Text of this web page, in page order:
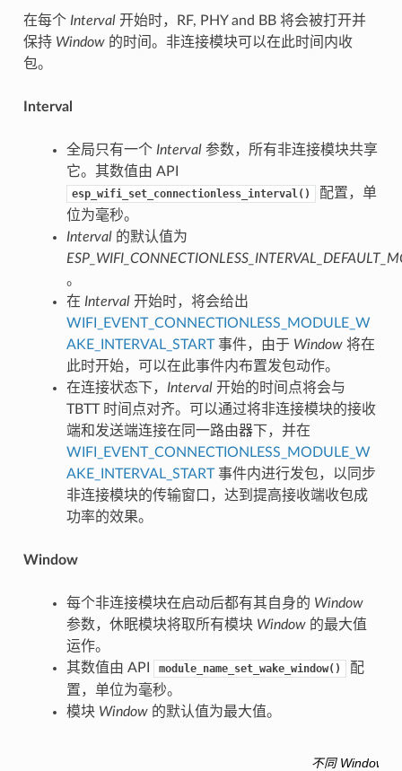
在每个 Interval开始时，RF, PHY and BB 将会被打开并
保持 Window的时间。非连接模块可以在此时间内收
包。
Interval
全局只有一个 Interval参数，所有非连接模块共享
它。其数值由 API
esp_wifi_set_connectionless_interval()
配置，单
位为毫秒。
Interval的默认值为
。
在 Interval开始时，将会给出
WIFI_EVENT_CONNECTIONLESS_MODULE_W
AKE_INTERVAL_START事件，由于 Window将在
此时开始，可以在此事件内布置发包动作。
在连接状态下， Interval开始的时间点将会与
TBTT 时间点对齐。可以通过将非连接模块的接收
端和发送端连接在同一路由器下，并在
WIFI_EVENT_CONNECTIONLESS_MODULE_W
AKE_INTERVAL_START事件内进行发包，以同步
非连接模块的传输窗口，达到提高接收端收包成
功率的效果。
Window
每个非连接模块在启动后都有其自身的 Window
参数，休眠模块将取所有模块 Window的最大值
运作。
其数值由 API
module_name_set_wake_window()
配
置，单位为毫秒。
模块 Window的默认值为最大值。
不同 Window